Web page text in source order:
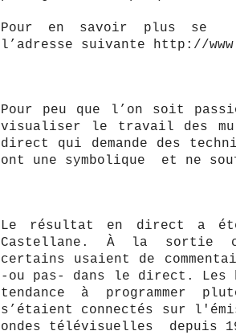
Pour en savoir plus se
l’adresse suivante http://
Pour peu que l’on soit
visualiser le travail des
direct qui demande des
ont une symbolique et ne
Le résultat en direct a
Castellane. À la sortie
certains usaient de
-ou pas- dans le direct. Les
tendance à programmer
s’étaient connectés sur
ondes télévisuelles depuis